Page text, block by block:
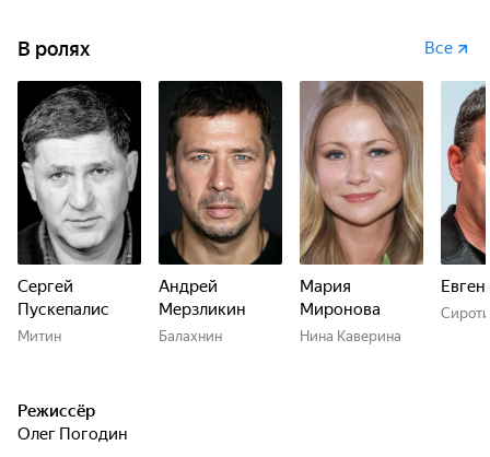
В ролях Все
Сергей
Пускепалис
Митин
Андрей
Мерзликин
Балахнин
Мария
Миронова
Нина Каверина
Режиссёр
Олег Погодин